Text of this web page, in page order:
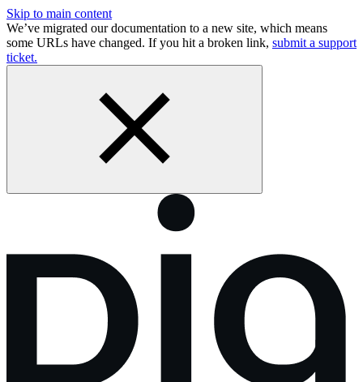
Skip to main content
We’ve migrated our documentation to a new site, which means
some URLs have changed. If you hit a broken link, submit a support
ticket.